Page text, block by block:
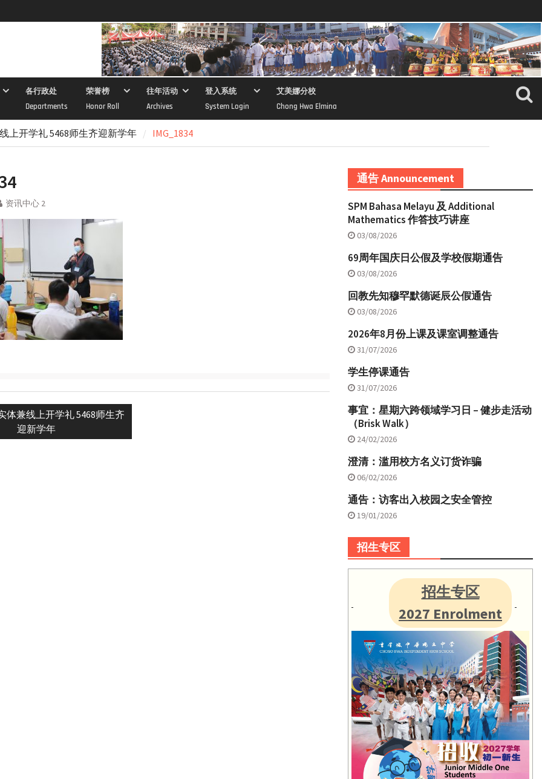
各行政处
Departments
荣誉榜
Honor Roll
往年活动
Archives
登入系统
System Login
艾美娜分校
Chong Hwa Elmina
上开学礼 5468师生齐迎新学年 IMG_1834
资讯中心 2
体兼线上开学礼 5468师生齐
迎新学年
通告 Announcement
SPM Bahasa Melayu 及 Additional
Mathematics 作答技巧讲座
03/08/2026
69周年国庆日公假及学校假期通告
03/08/2026
回教先知穆罕默德诞辰公假通告
03/08/2026
2026年8月份上课及课室调整通告
31/07/2026
学生停课通告
31/07/2026
事宜：星期六跨领域学习日 – 健步走活动
（Brisk Walk）
24/02/2026
澄清：滥用校方名义订货诈骗
06/02/2026
通告：访客出入校园之安全管控
19/01/2026
招生专区
招生专区
2027 Enrolment